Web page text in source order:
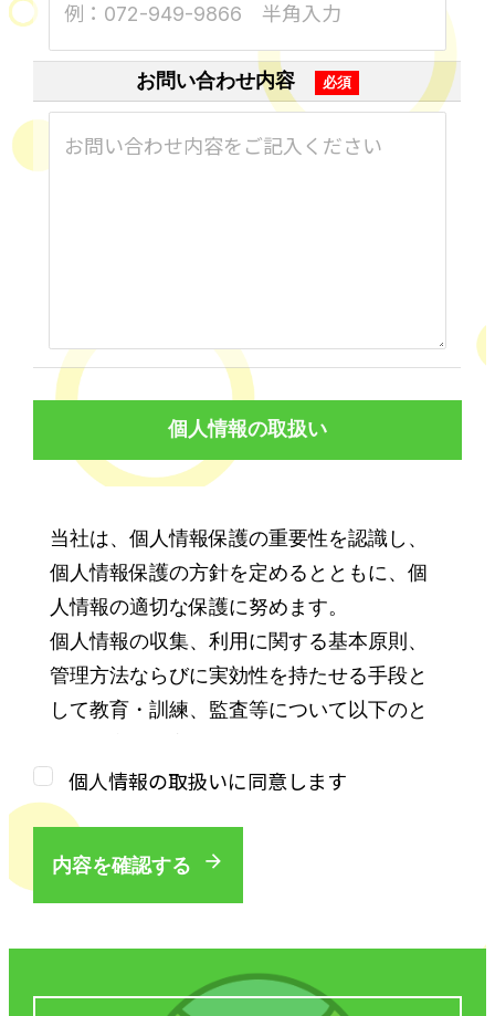
例：072-949-9866 半角入力
お問い合わせ内容
お問い合わせ内容をご記入ください
個人情報の取扱い
当社は、個人情報保護の重要性を認識し、
個人情報保護の方針を定めるとともに、個
人情報の適切な保護に努めます。
個人情報の収集、利用に関する基本原則、
管理方法ならびに実効性を持たせる手段と
して教育・訓練、監査等について以下のと
第１条（個人情報）
「個人情報」とは、個人情報の保護に関す
る法律（平成15年法律第57号、以下「個人
情報保護法」といいます。）にいう「個人
であって、当該情報に含まれる氏名、生年
月日その他の記述等により特定の個人を識
個人情報の取扱いに同意します
内容を確認する